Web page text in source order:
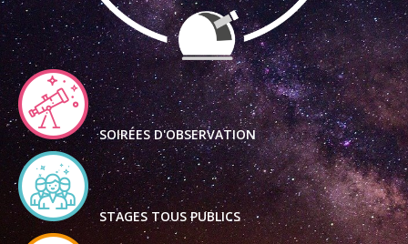
SOIRÉES D'OBSERVATION
STAGES TOUS PUBLICS